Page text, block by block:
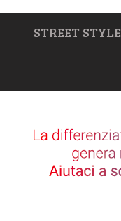
STREET STYLE